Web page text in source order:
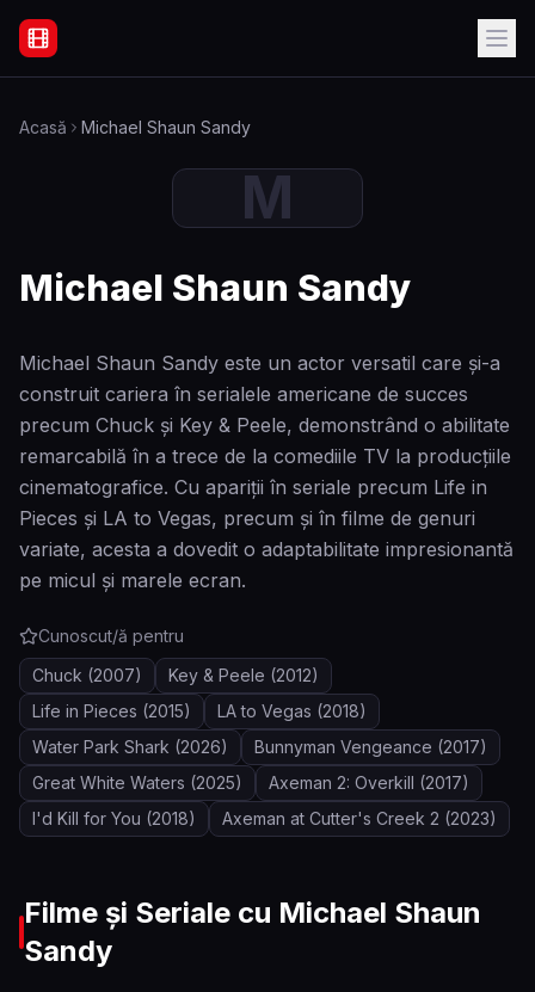
Filme Online Subtitrate - Acasă
Acasă Michael Shaun Sandy
M
Michael Shaun Sandy
Michael Shaun Sandy este un actor versatil care și-a
construit cariera în serialele americane de succes
precum Chuck și Key & Peele, demonstrând o abilitate
remarcabilă în a trece de la comediile TV la producțiile
cinematografice. Cu apariții în seriale precum Life in
Pieces și LA to Vegas, precum și în filme de genuri
variate, acesta a dovedit o adaptabilitate impresionantă
pe micul și marele ecran.
Cunoscut/ă pentru
Chuck (2007) Key & Peele (2012)
Life in Pieces (2015) LA to Vegas (2018)
Water Park Shark (2026) Bunnyman Vengeance (2017)
Great White Waters (2025) Axeman 2: Overkill (2017)
I'd Kill for You (2018) Axeman at Cutter's Creek 2 (2023)
Filme și Seriale cu Michael Shaun
Sandy